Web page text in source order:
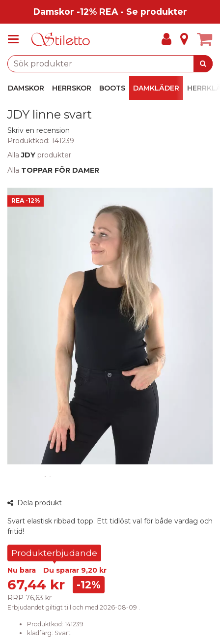
Damskor -12% REA - Se produkter
DAMSKOR HERRSKOR BOOTS DAMKLÄDER
JDY linne svart
Skriv en recension
Produktkod: 141239
AllaJDY produkter
Alla TOPPAR FÖR DAMER
bild
REA -12%
Dela produkt
Svart elastisk ribbad topp. Ett tidlöst val för både vardag och
fritid!
Produkterbjudande
Nu bara Du sparar 9,20 kr
67,44 kr
RRP 76,63 kr
-12%
Erbjudandet giltigt till och med 2026-08-09 .
Produktkod: 141239
klädfärg: Svart